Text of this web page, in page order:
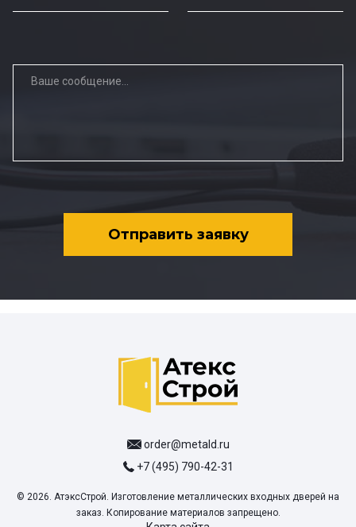
Отправить заявку
order@metald.ru
+7 (495) 790-42-31
© 2026. АтэксСтрой. Изготовление металлических входных дверей на
заказ. Копирование материалов запрещено.